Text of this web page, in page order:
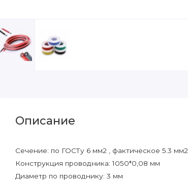
Описание
Сечение: по ГОСТу 6 мм2 , фактическое 5.3 мм2
Конструкция проводника: 1050*0,08 мм
Диаметр по проводнику: 3 мм